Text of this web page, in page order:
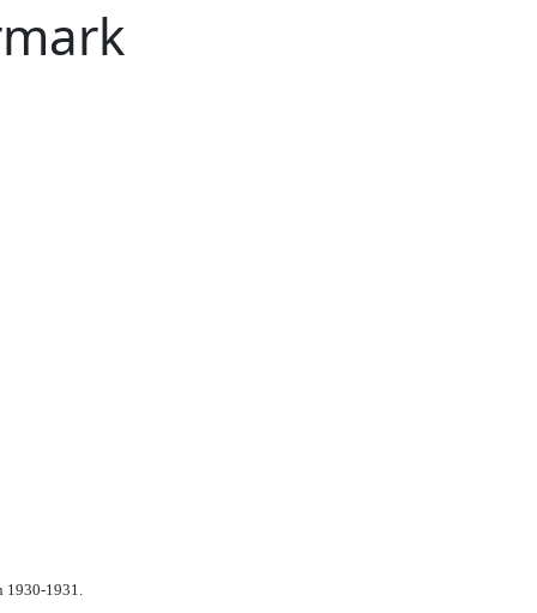
1931.